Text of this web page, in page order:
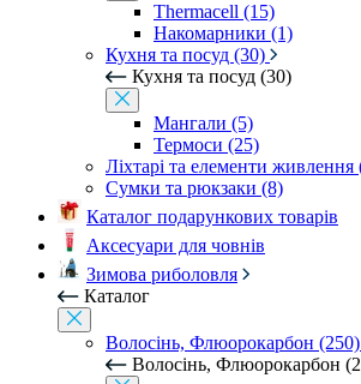
Thermacell (15)
Накомарники (1)
Кухня та посуд (30)
Кухня та посуд (30)
Мангали (5)
Термоси (25)
Ліхтарі та елементи живлення
Сумки та рюкзаки (8)
Каталог подарункових товарів
Аксесуари для човнів
Зимова риболовля
Каталог
Волосінь, Флюорокарбон (250)
Волосінь, Флюорокарбон